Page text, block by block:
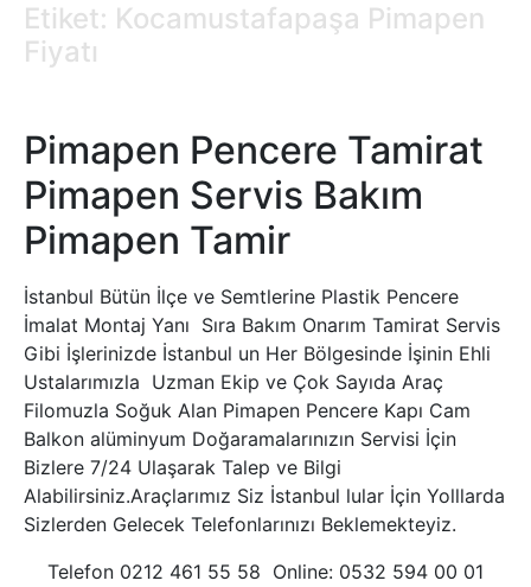
Etiket: Kocamustafapaşa Pimapen
Fiyatı
Pimapen Pencere Tamirat
Pimapen Servis Bakım
Pimapen Tamir
İstanbul Bütün İlçe ve Semtlerine Plastik Pencere
İmalat Montaj Yanı Sıra Bakım Onarım Tamirat Servis
Gibi İşlerinizde İstanbul un Her Bölgesinde İşinin Ehli
Ustalarımızla Uzman Ekip ve Çok Sayıda Araç
Filomuzla Soğuk Alan Pimapen Pencere Kapı Cam
Balkon alüminyum Doğaramalarınızın Servisi İçin
Bizlere 7/24 Ulaşarak Talep ve Bilgi
Alabilirsiniz.Araçlarımız Siz İstanbul lular İçin Yolllarda
Sizlerden Gelecek Telefonlarınızı Beklemekteyiz.
Telefon 0212 461 55 58 Online: 0532 594 00 01